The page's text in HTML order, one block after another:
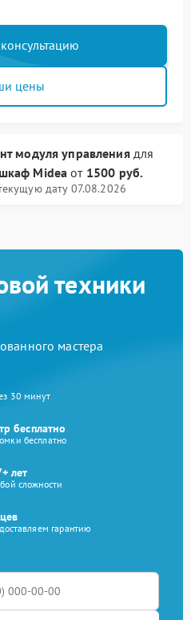
цены
модуля управлениядля
Mideaот 1500 руб.
дату 07.08.2026
техники
мастера
30 минут
бесплатно
бесплатно
лет
сложности
гарантию